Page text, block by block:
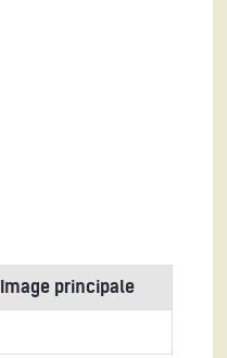
Image principale